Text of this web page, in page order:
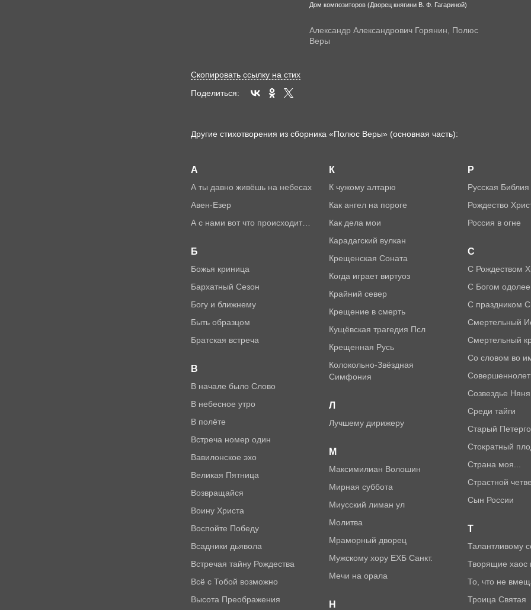
Дом композиторов (Дворец княгини В. Ф. Гагариной)
Александр Александрович Горянин, Полюс
Веры
Скопировать ссылку на стих
Поделиться:
Другие стихотворения из сборника «Полюс Веры» (основная часть):
А
А ты давно живёшь на небесах
Авен-Езер
А с нами вот что происходит…
Б
Божья криница
Бархатный Сезон
Богу и ближнему
Быть образцом
Братская встреча
В
В начале было Слово
В небесное утро
В полёте
Встреча номер один
Вавилонское эхо
Великая Пятница
Возвращайся
Воину Христа
Воспойте Победу
Всадники дьявола
Встречая тайну Рождества
Всё с Тобой возможно
Высота Преображения
К
К чужому алтарю
Как ангел на пороге
Как дела мои
Карадагский вулкан
Крещенская Соната
Когда играет виртуоз
Крайний север
Крещение в смерть
Кущёвская трагедия Псл
Крещенная Русь
Колокольно-Звёздная
Симфония
Л
Лучшему дирижеру
М
Максимилиан Волошин
Мирная суббота
Миусский лиман ул
Молитва
Мраморный дворец
Мужскому хору ЕХБ Санкт.
Мечи на орала
Н
Р
Русская Библия
Рождество
Россия в огне
С
С Рождеством
С Богом
С праздником
Смертельный
Смертельный
Со словом во
Созвездье
Среди тайги
Старый
Стократный
Страна моя...
Страстной
Сын России
Т
Талантливому
Творящие хаос
То, что не
Троица Святая